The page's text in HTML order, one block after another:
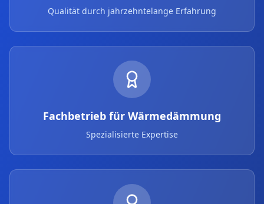
Qualität durch jahrzehntelange Erfahrung
Fachbetrieb für Wärmedämmung
Spezialisierte Expertise